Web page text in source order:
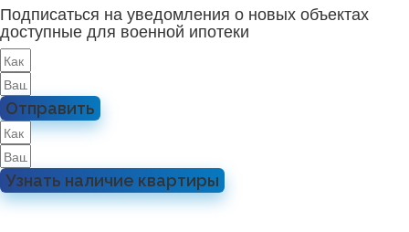
Подписаться на уведомления о новых объектах
доступные для военной ипотеки
Отправить
Узнать наличие квартиры